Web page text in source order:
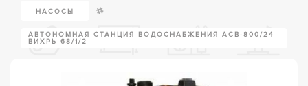
НАСОСЫ /
АВТОНОМНАЯ СТАНЦИЯ ВОДОСНАБЖЕНИЯ АСВ-800/24
ВИХРЬ 68/1/2